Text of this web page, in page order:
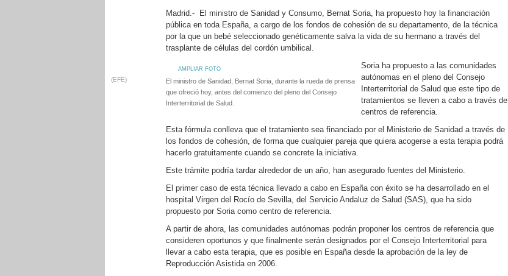
Madrid.- El ministro de Sanidad y Consumo, Bernat Soria, ha propuesto hoy la financiación
pública en toda España, a cargo de los fondos de cohesión de su departamento, de la técnica
por la que un bebé seleccionado genéticamente salva la vida de su hermano a través del
trasplante de células del cordón umbilical.
AMPLIAR FOTO
(EFE)
El ministro de Sanidad, Bernat Soria, durante la rueda de prensa
que ofreció hoy, antes del comienzo del pleno del Consejo
Interterritorial de Salud.
Soria ha propuesto a las comunidades
autónomas en el pleno del Consejo
Interterritorial de Salud que este tipo de
tratamientos se lleven a cabo a través de
centros de referencia.
Esta fórmula conlleva que el tratamiento sea financiado por el Ministerio de Sanidad a través de
los fondos de cohesión, de forma que cualquier pareja que quiera acogerse a esta terapia podrá
hacerlo gratuitamente cuando se concrete la iniciativa.
Este trámite podría tardar alrededor de un año, han asegurado fuentes del Ministerio.
El primer caso de esta técnica llevado a cabo en España con éxito se ha desarrollado en el
hospital Virgen del Rocío de Sevilla, del Servicio Andaluz de Salud (SAS), que ha sido
propuesto por Soria como centro de referencia.
A partir de ahora, las comunidades autónomas podrán proponer los centros de referencia que
consideren oportunos y que finalmente serán designados por el Consejo Interterritorial para
llevar a cabo esta terapia, que es posible en España desde la aprobación de la ley de
Reproducción Asistida en 2006.